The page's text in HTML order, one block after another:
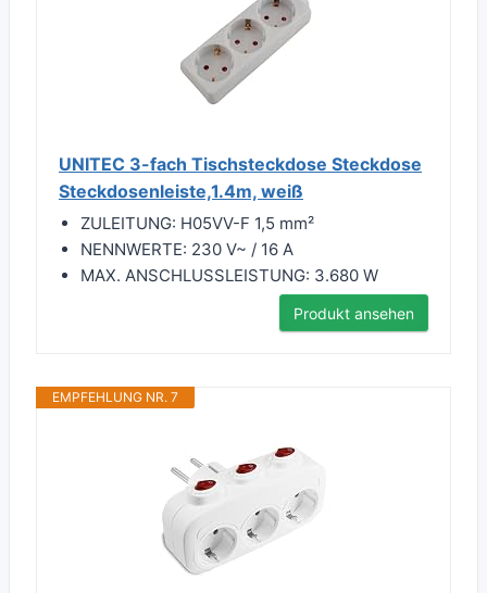
UNITEC 3-fach Tischsteckdose Steckdose
Steckdosenleiste,1.4m, weiß
ZULEITUNG: H05VV-F 1,5 mm²
NENNWERTE: 230 V~ / 16 A
MAX. ANSCHLUSSLEISTUNG: 3.680 W
Produkt ansehen
EMPFEHLUNG NR. 7